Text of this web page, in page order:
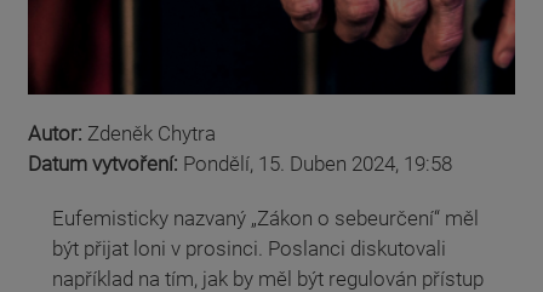
Autor: Zdeněk Chytra
Datum vytvoření: Pondělí, 15. Duben 2024, 19:58
Eufemisticky nazvaný „Zákon o sebeurčení“ měl
být přijat loni v prosinci. Poslanci diskutovali
například na tím, jak by měl být regulován přístup